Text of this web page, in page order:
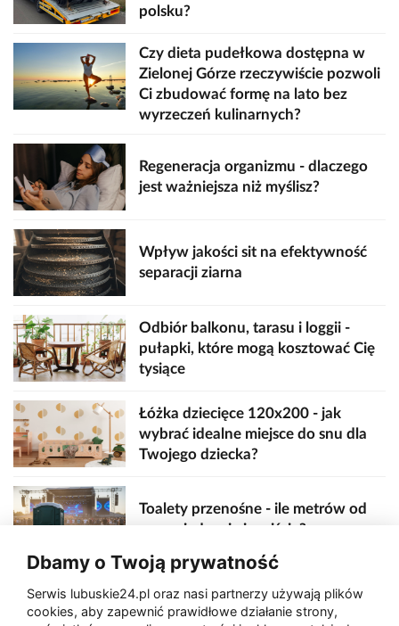
polsku?
Czy dieta pudełkowa dostępna w
Zielonej Górze rzeczywiście pozwoli
Ci zbudować formę na lato bez
wyrzeczeń kulinarnych?
Regeneracja organizmu - dlaczego
jest ważniejsza niż myślisz?
Wpływ jakości sit na efektywność
separacji ziarna
Odbiór balkonu, tarasu i loggii -
pułapki, które mogą kosztować Cię
tysiące
Łóżka dziecięce 120x200 - jak
wybrać idealne miejsce do snu dla
Twojego dziecka?
Toalety przenośne - ile metrów od
sceny, jedzenia i wejścia?
Zaatakował seniora na "kwadracie"
Dbamy o Twoją prywatność
Serwis lubuskie24.pl oraz nasi partnerzy używają plików
cookies, aby zapewnić prawidłowe działanie strony,